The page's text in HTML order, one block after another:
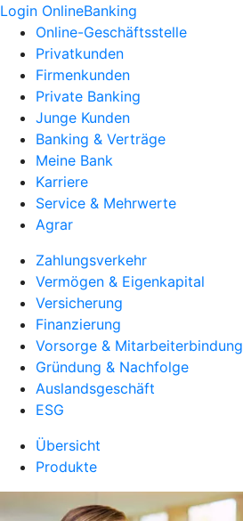
Login OnlineBanking
Online-Geschäftsstelle
Privatkunden
Firmenkunden
Private Banking
Junge Kunden
Banking & Verträge
Meine Bank
Karriere
Service & Mehrwerte
Agrar
Zahlungsverkehr
Vermögen & Eigenkapital
Versicherung
Finanzierung
Vorsorge & Mitarbeiterbindung
Gründung & Nachfolge
Auslandsgeschäft
ESG
Übersicht
Produkte